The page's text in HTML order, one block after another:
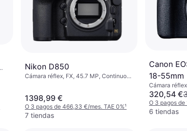
Nikon D850
Cámara réflex, FX, 45.7 MP, Continuous
1398,99 €
O 3 pagos de 466,33 €/mes. TAE 0%¹
7 tiendas
Canon
18-55mm
Cámara
Face
436g
320,54 €
O 3 pagos de
6 tiendas